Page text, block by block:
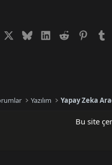
FacebookX (Twitter)
BlueskyLinkedInReddit
Yazılım Yapay Zeka
Bu site